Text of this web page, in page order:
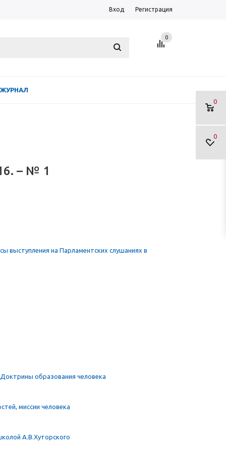
Вход Регистрация
0
0
0
ЖУРНАЛ
– № 1
выступления на Парламентских слушаниях в
образования человека
миссии человека
А.В.Хуторского